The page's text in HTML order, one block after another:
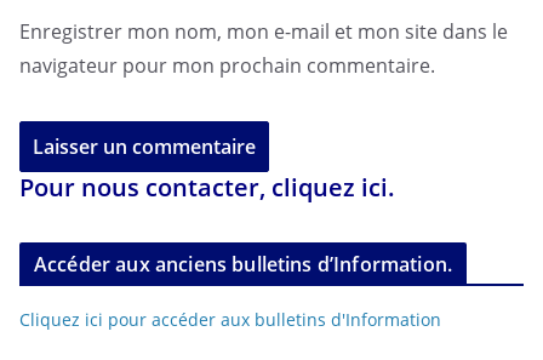
Enregistrer mon nom, mon e-mail et mon site dans le
navigateur pour mon prochain commentaire.
Pour nous contacter, cliquez ici.
Accéder aux anciens bulletins d’Information.
Cliquez ici pour accéder aux bulletins d'Information